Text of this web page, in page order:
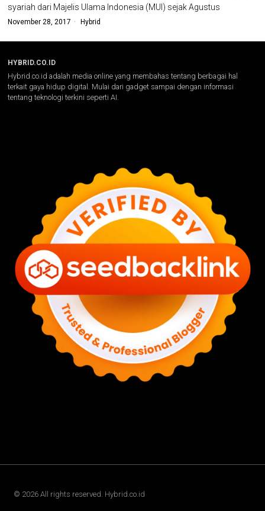
syariah dari Majelis Ulama Indonesia (MUI) sejak Agustus
November 28, 2017 Hybrid
HYBRID.CO.ID
Hybrid.co.id adalah media online yang membahas tentang berbagai hal
terkait gaya hidup digital. Mulai dari gadget sampai dengan informasi
tentang teknologi terkini seperti AI.
© 2026 All rights reserved. Hybrid.co.id